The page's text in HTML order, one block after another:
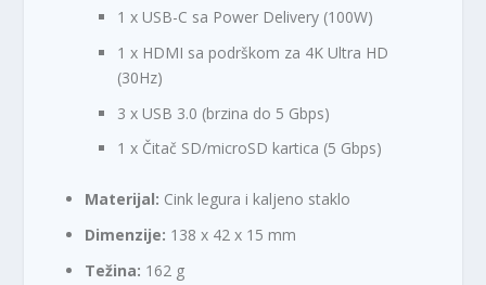
1 x USB-C sa Power Delivery (100W)
1 x HDMI sa podrškom za 4K Ultra HD
(30Hz)
3 x USB 3.0 (brzina do 5 Gbps)
1 x Čitač SD/microSD kartica (5 Gbps)
Materijal: Cink legura i kaljeno staklo
Dimenzije: 138 x 42 x 15 mm
Težina: 162 g